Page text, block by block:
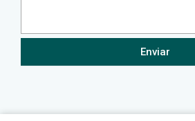
Enviar